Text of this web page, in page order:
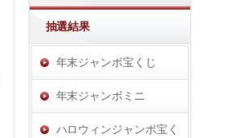
抽選結果
年末ジャンボ宝くじ
年末ジャンボミニ
ハロウィンジャンボ宝く